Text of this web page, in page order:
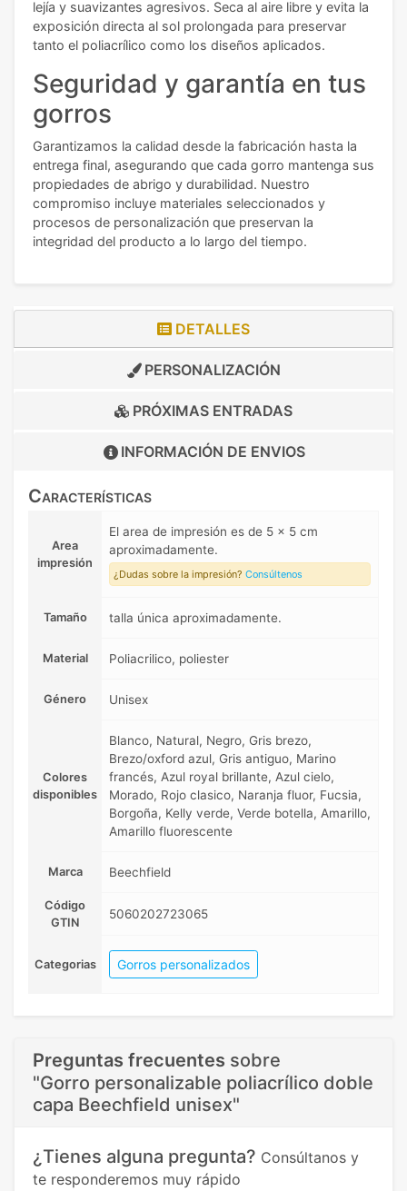
lejía y suavizantes agresivos. Seca al aire libre y evita la
exposición directa al sol prolongada para preservar
tanto el poliacrílico como los diseños aplicados.
Seguridad y garantía en tus
gorros
Garantizamos la calidad desde la fabricación hasta la
entrega final, asegurando que cada gorro mantenga sus
propiedades de abrigo y durabilidad. Nuestro
compromiso incluye materiales seleccionados y
procesos de personalización que preservan la
integridad del producto a lo largo del tiempo.
DETALLES
PERSONALIZACIÓN
PRÓXIMAS ENTRADAS
INFORMACIÓN DE ENVIOS
Características
Area
impresión
El area de impresión es de 5 x 5 cm
aproximadamente.
¿Dudas sobre la impresión? Consúltenos
Tamaño talla única aproximadamente.
Material Poliacrilico, poliester
Género Unisex
Colores
disponibles
Blanco, Natural, Negro, Gris brezo,
Brezo/oxford azul, Gris antiguo, Marino
francés, Azul royal brillante, Azul cielo,
Morado, Rojo clasico, Naranja fluor, Fucsia,
Borgoña, Kelly verde, Verde botella, Amarillo,
Amarillo fluorescente
Marca Beechfield
Código
GTIN
5060202723065
Categorias Gorros personalizados
Preguntas frecuentes sobre
"Gorro personalizable poliacrílico doble
capa Beechfield unisex"
¿Tienes alguna pregunta? Consúltanos y
te responderemos muy rápido